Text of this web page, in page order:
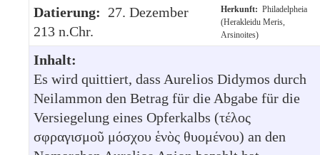
Datierung: 27. Dezember
213 n.Chr.
Herkunft: Philadelpheia
(Herakleidu Meris,
Arsinoites)
Inhalt:
Es wird quittiert, dass Aurelios Didymos durch
Neilammon den Betrag für die Abgabe für die
Versiegelung eines Opferkalbs (τέλος
σφραγισμοῦ μόσχου ἑνὸς θυομένου) an den